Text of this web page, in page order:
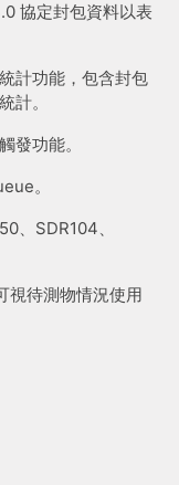
協定封包資料以表
計功能，包含封包
計。
發功能。
。
、SDR104、
視待測物情況使用